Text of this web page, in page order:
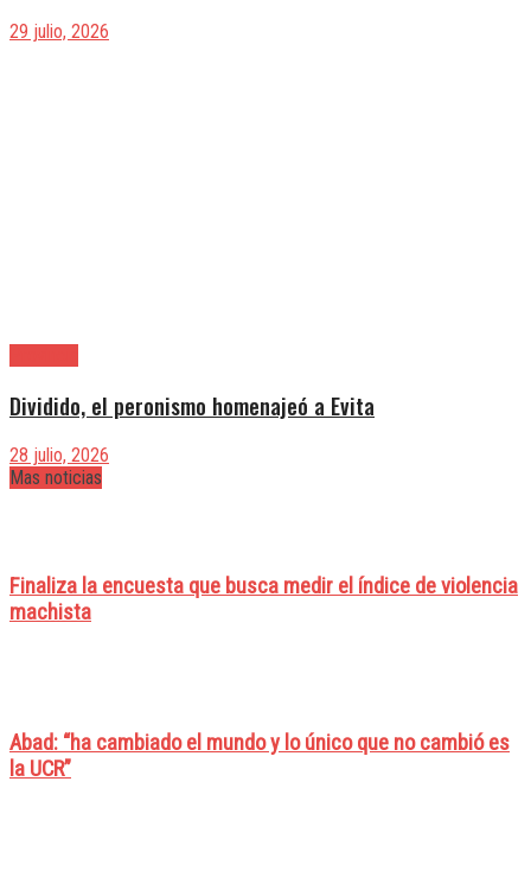
29 julio, 2026
Dividido, el peronismo homenajeó a Evita
28 julio, 2026
Mas noticias
Finaliza la encuesta que busca medir el índice de violencia
machista
Abad: “ha cambiado el mundo y lo único que no cambió es
la UCR”